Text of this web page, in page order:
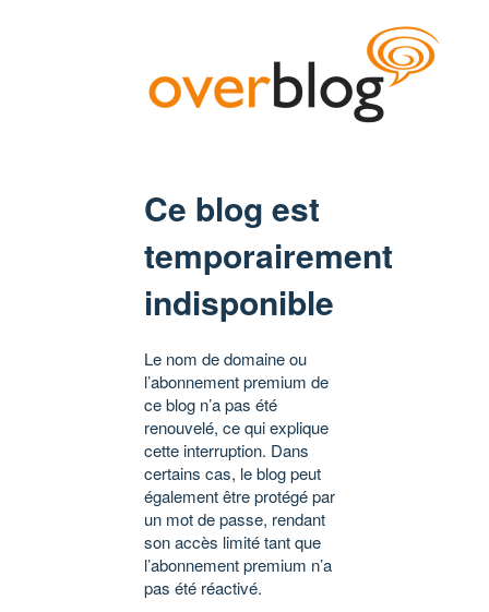
Ce blog est
temporairement
indisponible
Le nom de domaine ou
l’abonnement premium de
ce blog n’a pas été
renouvelé, ce qui explique
cette interruption. Dans
certains cas, le blog peut
également être protégé par
un mot de passe, rendant
son accès limité tant que
l’abonnement premium n’a
pas été réactivé.